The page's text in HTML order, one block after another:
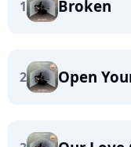
1 Broken
2 Open